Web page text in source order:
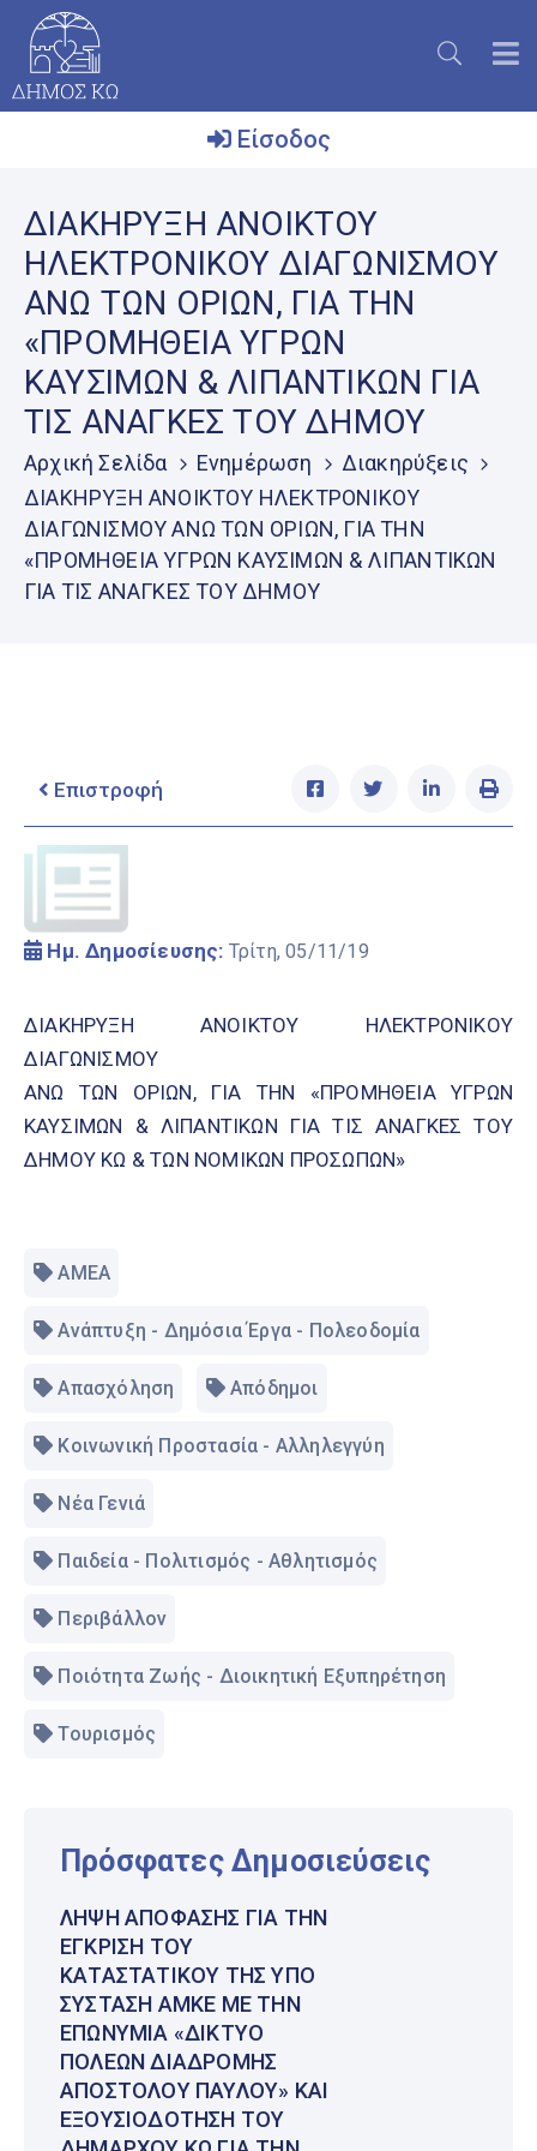
Δήμος
Το
Νησί
Ενημέρωση
Επικοινωνία
Μητρώο
Εθελοντών
Ελληνικά
|English
Είσοδος
ΔΙΑΚΗΡΥΞΗ ΑΝΟΙΚΤΟΥ
ΗΛΕΚΤΡΟΝΙΚΟΥ ΔΙΑΓΩΝΙΣΜΟΥ
ΑΝΩ ΤΩΝ ΟΡΙΩΝ, ΓΙΑ ΤΗΝ
«ΠΡΟΜΗΘΕΙΑ ΥΓΡΩΝ
ΚΑΥΣΙΜΩΝ & ΛΙΠΑΝΤΙΚΩΝ ΓΙΑ
ΤΙΣ ΑΝΑΓΚΕΣ ΤΟΥ ΔΗΜΟΥ
Αρχική Σελίδα Ενημέρωση
Διακηρύξεις
ΔΙΑΚΗΡΥΞΗ ΑΝΟΙΚΤΟΥ ΗΛΕΚΤΡΟΝΙΚΟΥ
ΔΙΑΓΩΝΙΣΜΟΥ ΑΝΩ ΤΩΝ ΟΡΙΩΝ, ΓΙΑ ΤΗΝ
«ΠΡΟΜΗΘΕΙΑ ΥΓΡΩΝ ΚΑΥΣΙΜΩΝ & ΛΙΠΑΝΤΙΚΩΝ
ΓΙΑ ΤΙΣ ΑΝΑΓΚΕΣ ΤΟΥ ΔΗΜΟΥ
Επιστροφή
Ημ. Δημοσίευσης: Τρίτη, 05/11/19
ΔΙΑΚΗΡΥΞΗ ΑΝΟΙΚΤΟΥ ΗΛΕΚΤΡΟΝΙΚΟΥ
ΔΙΑΓΩΝΙΣΜΟΥ
ΑΝΩ ΤΩΝ ΟΡΙΩΝ, ΓΙΑ ΤΗΝ «ΠΡΟΜΗΘΕΙΑ ΥΓΡΩΝ
ΚΑΥΣΙΜΩΝ & ΛΙΠΑΝΤΙΚΩΝ ΓΙΑ ΤΙΣ ΑΝΑΓΚΕΣ ΤΟΥ
ΔΗΜΟΥ ΚΩ & ΤΩΝ ΝΟΜΙΚΩΝ ΠΡΟΣΩΠΩΝ»
ΑΜΕΑ
Ανάπτυξη - Δημόσια Έργα - Πολεοδομία
Απασχόληση Απόδημοι
Κοινωνική Προστασία - Αλληλεγγύη
Νέα Γενιά
Παιδεία - Πολιτισμός - Αθλητισμός
Περιβάλλον
Ποιότητα Ζωής - Διοικητική Εξυπηρέτηση
Τουρισμός
Πρόσφατες Δημοσιεύσεις
ΛΉΨΗ ΑΠΌΦΑΣΗΣ ΓΙΑ ΤΗΝ
ΈΓΚΡΙΣΗ ΤΟΥ
ΚΑΤΑΣΤΑΤΙΚΟΎ ΤΗΣ ΥΠΌ
ΣΎΣΤΑΣΗ ΑΜΚΕ ΜΕ ΤΗΝ
ΕΠΩΝΥΜΊΑ «ΔΊΚΤΥΟ
ΠΌΛΕΩΝ ΔΙΑΔΡΟΜΉΣ
ΑΠΟΣΤΌΛΟΥ ΠΑΎΛΟΥ» ΚΑΙ
ΕΞΟΥΣΙΟΔΌΤΗΣΗ ΤΟΥ